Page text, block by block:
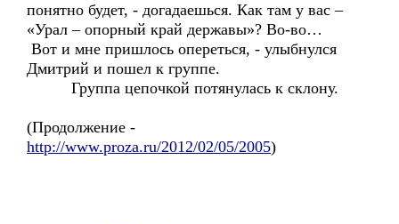
понятно будет, - догадаешься. Как там у вас –
«Урал – опорный край державы»? Во-во…
Вот и мне пришлось опереться, - улыбнулся
Дмитрий и пошел к группе.
Группа цепочкой потянулась к склону.
(Продолжение -
http://www.proza.ru/2012/02/05/2005)